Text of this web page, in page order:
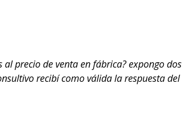
al precio de venta en fábrica? expongo dos
recibí como válida la respuesta del